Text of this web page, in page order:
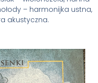
– harmonijka ustna,
akustyczna.